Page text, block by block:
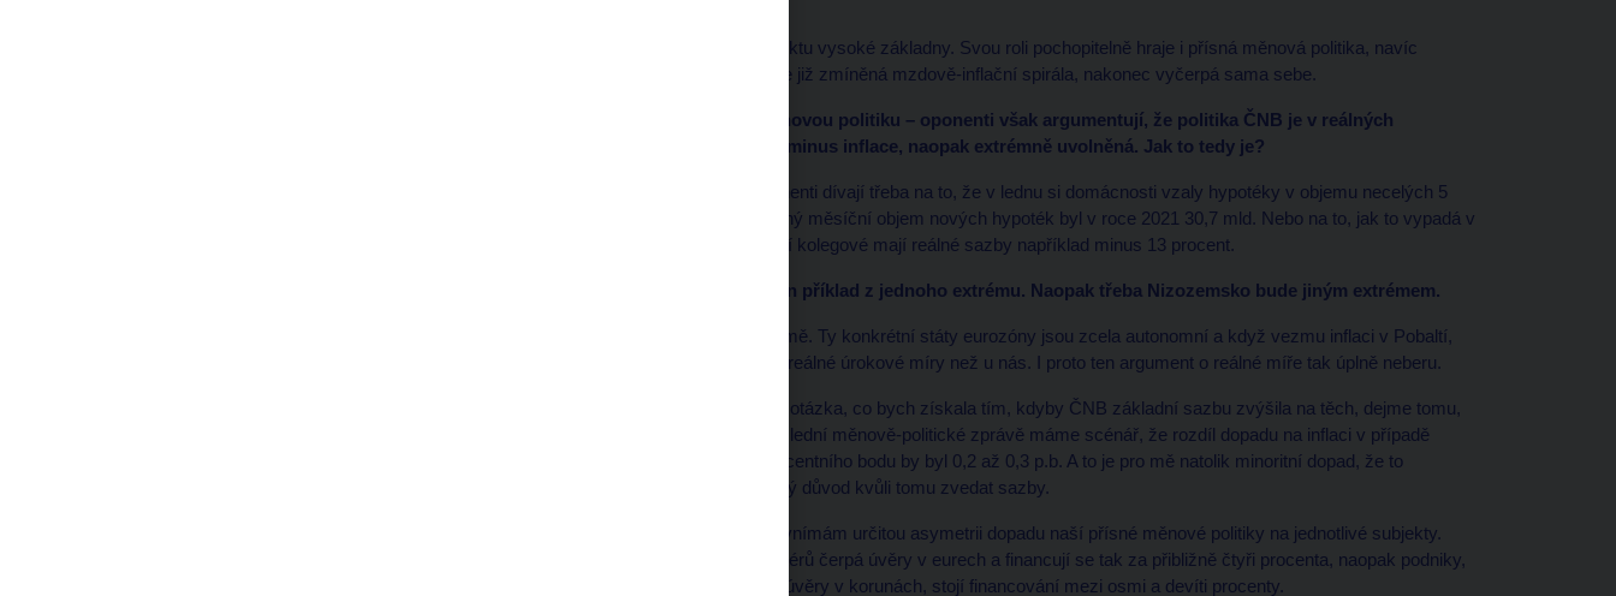
Především je to díky efektu vysoké základny. Svou roli pochopitelně hraje i přísná měnová politika, navíc
inflace, pokud nenastane již zmíněná mzdově-inflační spirála, nakonec vyčerpá sama sebe.
Zmiňujete přísnou měnovou politiku – oponenti však argumentují, že politika ČNB je v reálných
termínech, tedy sazby minus inflace, naopak extrémně uvolněná. Jak to tedy je?
Nevím, jestli se tito oponenti dívají třeba na to, že v lednu si domácnosti vzaly hypotéky v objemu necelých 5
miliard, zatímco průměrný měsíční objem nových hypoték byl v roce 2021 30,7 mld. Nebo na to, jak to vypadá v
eurozóně. Naši slovenští kolegové mají reálné sazby například minus 13 procent.
To jste si ale vybrala jen příklad z jednoho extrému. Naopak třeba Nizozemsko bude jiným extrémem.
Vždy jde o jednotlivé země. Ty konkrétní státy eurozóny jsou zcela autonomní a když vezmu inflaci v Pobaltí,
tam je úplně jiná úroveň reálné úrokové míry než u nás. I proto ten argument o reálné míře tak úplně neberu.
Navíc je tu pochopitelně otázka, co bych získala tím, kdyby ČNB základní sazbu zvýšila na těch, dejme tomu,
osm procent. V naší poslední měnově-politické zprávě máme scénář, že rozdíl dopadu na inflaci v případě
zvýšení sazby o půl procentního bodu by byl 0,2 až 0,3 p.b. A to je pro mě natolik minoritní dopad, že to
nepovažuji za dostatečný důvod kvůli tomu zvedat sazby.
Má to i další důvody: já vnímám určitou asymetrii dopadu naší přísné měnové politiky na jednotlivé subjekty.
Například většina exportérů čerpá úvěry v eurech a financují se tak za přibližně čtyři procenta, naopak podniky,
které jsou odkázané na úvěry v korunách, stojí financování mezi osmi a devíti procenty.